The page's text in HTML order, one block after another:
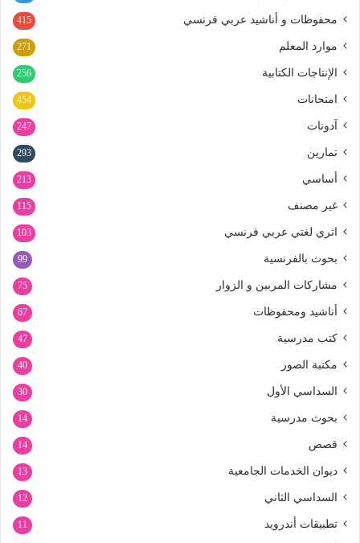
محفوظات و أناشيد عربي فرنسي 415
موارد المعلم 271
الإنتاجات الكتابية 256
امتحانات 454
آدونات 247
تمارين 293
أساسي 213
غير مصنف 115
اثري لغتي عربي فرنسي 103
بحوث بالفرنسية 99
مشاركات المربين و الزوار 75
أناشيد ومحفوظات 67
كتب مدرسية 47
مكتبة الصور 40
السداسي الأول 30
بحوث مدرسية 14
قصص 14
ديوان الخدمات الجامعية 13
السداسي الثاني 12
تطبيقات أندرويد 11